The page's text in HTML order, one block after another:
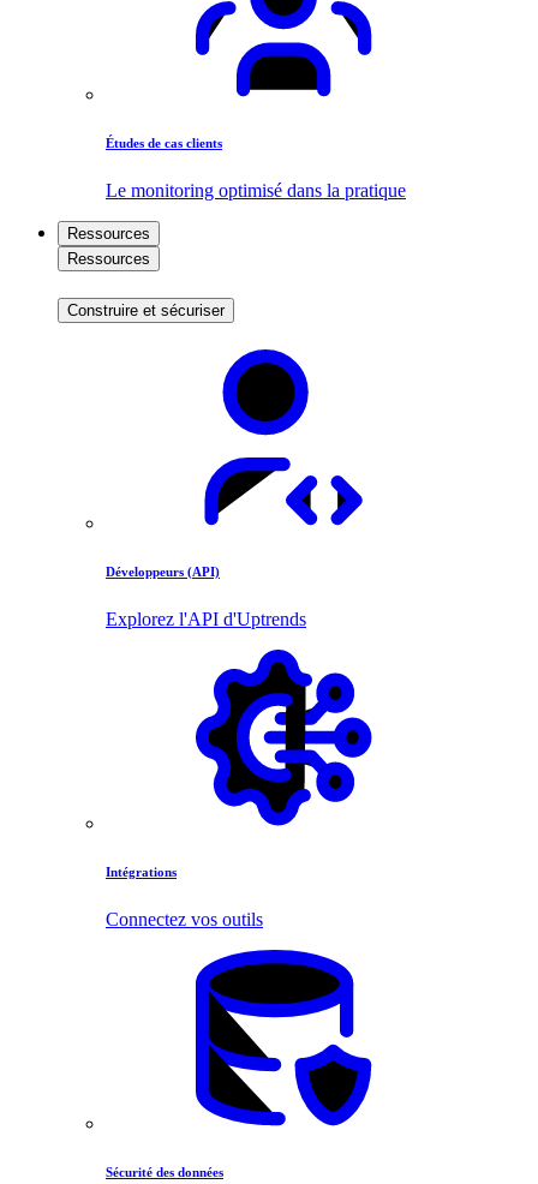
Études de cas clients
Le monitoring optimisé dans la pratique
Ressources
Ressources
Construire et sécuriser
Développeurs (API)
Explorez l'API d'Uptrends
Intégrations
Connectez vos outils
Sécurité des données